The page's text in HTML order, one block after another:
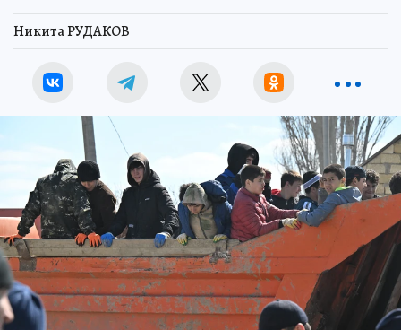
Никита РУДАКОВ